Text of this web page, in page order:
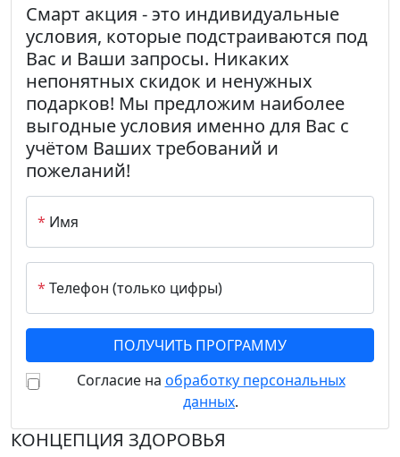
Смарт акция - это индивидуальные
условия, которые подстраиваются под
Вас и Ваши запросы. Никаких
непонятных скидок и ненужных
подарков! Мы предложим наиболее
выгодные условия именно для Вас с
учётом Ваших требований и
пожеланий!
* Имя
* Телефон (только цифры)
Согласие на обработку персональных
данных.
КОНЦЕПЦИЯ ЗДОРОВЬЯ